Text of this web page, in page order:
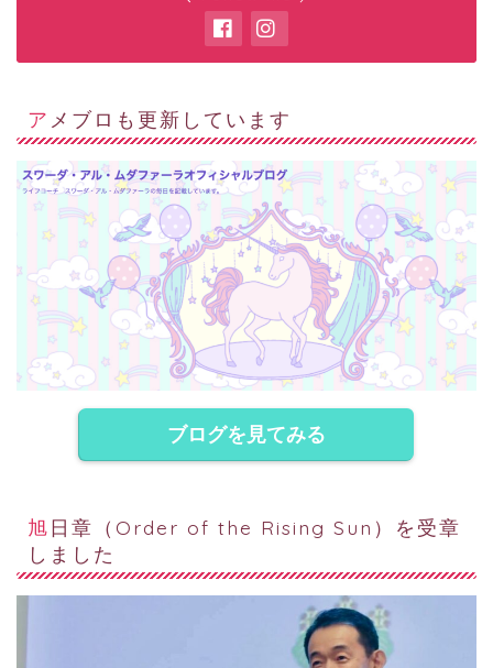
アメブロも更新しています
ブログを見てみる
旭日章（Order of the Rising Sun）を受章
しました